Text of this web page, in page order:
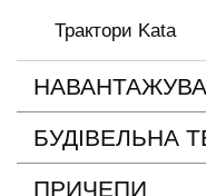
Трактори Kata
БУДІВЕЛЬНА
ПРИЧЕПИ